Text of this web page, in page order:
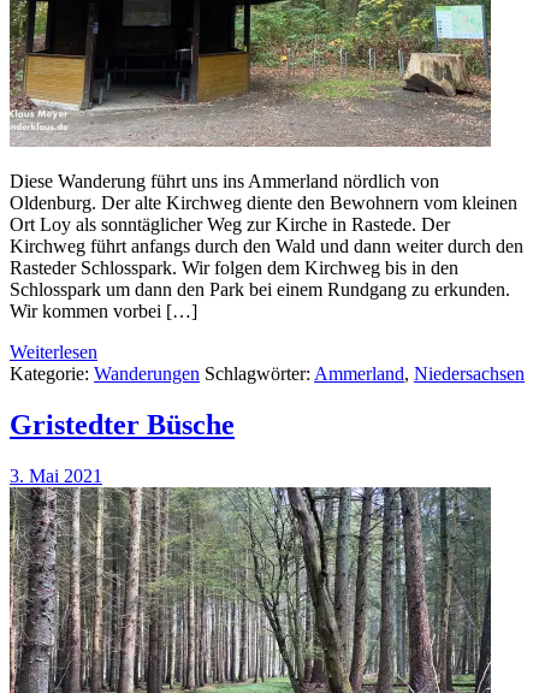
Diese Wanderung führt uns ins Ammerland nördlich von
Oldenburg. Der alte Kirchweg diente den Bewohnern vom kleinen
Ort Loy als sonntäglicher Weg zur Kirche in Rastede. Der
Kirchweg führt anfangs durch den Wald und dann weiter durch den
Rasteder Schlosspark. Wir folgen dem Kirchweg bis in den
Schlosspark um dann den Park bei einem Rundgang zu erkunden.
Wir kommen vorbei […]
Weiterlesen
Kategorie: Wanderungen Schlagwörter: Ammerland, Niedersachsen
Gristedter Büsche
3. Mai 2021